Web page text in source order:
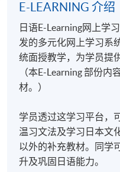
E-LEARNING 介绍
日语E-Learning网上学
发的多元化网上学习系
统面授教学，为学员提
（本E-Learning 部份
材。）
学员透过这学习平台，
温习文法及学习日本文
以外的补充教材。同学
升及巩固日语能力。